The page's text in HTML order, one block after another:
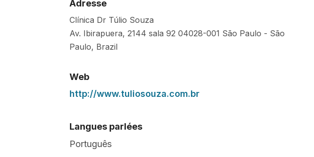
Adresse
Clínica Dr Túlio Souza
Av. Ibirapuera, 2144 sala 92 04028-001 São Paulo - São
Paulo, Brazil
Web
http://www.tuliosouza.com.br
Langues parlées
Português